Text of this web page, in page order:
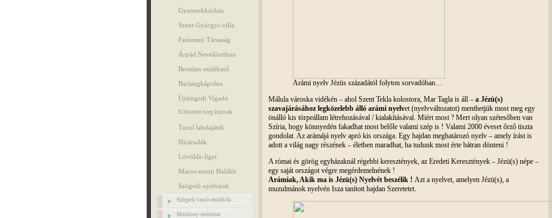
Gyermekkórház
Szent-Györgyi-villa
Faúsztató Társaság
Árpád Nevelőotthon
Bertalan emlékmű
Barlangkápolna
Újszögedi Vigadó
Elfeledett öreg kincsek
Turul labdajáték
Hírárudák
Lövölde-liget
Maros-menti Halálút
Szögedi nyelvünk
Szögedi vasút-emlékök
Mozdony-múzeum
Arámi nyelv Jézüs századától folyton sorvadóban…
Málula városka vidékén – ahol Szent Tekla kolostora, Mar Tagla is áll – a Jézü(s)
szavajárásához legközelebb álló arámi nyelvet (nyelvváltozatot) menthetjük most meg egy
önálló kis törpeállam létrehozásával / kialakításával. Miért most ? Mert olyan szétesőben van
Szíria, hogy könnyedén fakadhat most belőle valami szép is ! Valami 2000 éveset őrző tiszta
gondolat. Az arámájá nyelv apró kis országa. Egy hajdan meghatározó nyelv – amely írást is
adott a világ nagy részének – életben maradhat, ha tudunk most érte bátran dönteni !
A római és görög egyházaknál régebbi keresztények, az Eredeti Keresztények – Jézü(s) népe –
egy saját országot végre megérdemelnének !
Arámiak, Akik ma is Jézü(s) Nyelvét beszélik ! Azt a nyelvet, amelyen Jézü(s), a
muzulmánok nyelvén Isza tanított hajdan Szeretetet.